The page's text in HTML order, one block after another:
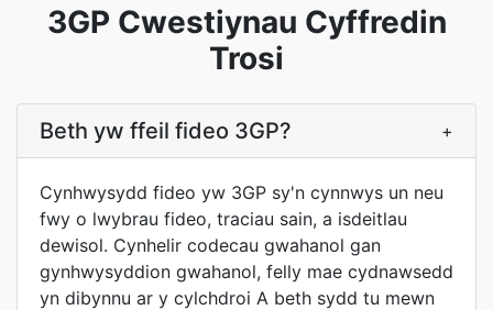
3GP Cwestiynau Cyffredin
Trosi
Beth yw ffeil fideo 3GP? +
Cynhwysydd fideo yw 3GP sy'n cynnwys un neu
fwy o lwybrau fideo, traciau sain, a isdeitlau
dewisol. Cynhelir codecau gwahanol gan
gynhwysyddion gwahanol, felly mae cydnawsedd
yn dibynnu ar y cylchdroi A beth sydd tu mewn